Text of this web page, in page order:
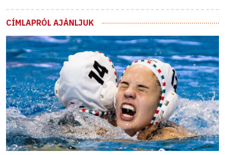
CÍMLAPRÓL AJÁNLJUK